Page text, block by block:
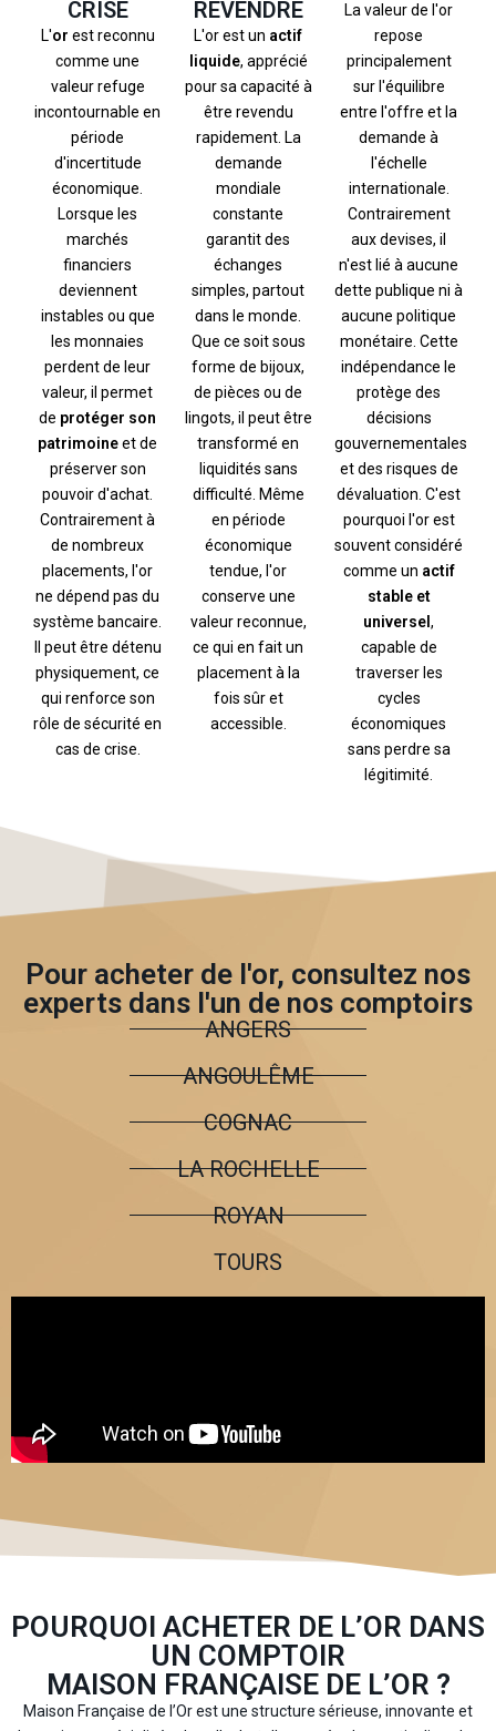
CRISE
L'or est reconnu
comme une
valeur refuge
incontournable en
période
d'incertitude
économique.
Lorsque les
marchés
financiers
deviennent
instables ou que
les monnaies
perdent de leur
valeur, il permet
de protéger son
patrimoineet de
préserver son
pouvoir d'achat.
Contrairement à
de nombreux
placements, l'or
ne dépend pas du
système bancaire.
Il peut être détenu
physiquement, ce
qui renforce son
rôle de sécurité en
cas de crise.
REVENDRE
L'or est un actif
liquide, apprécié
pour sa capacité à
être revendu
rapidement. La
demande
mondiale
constante
garantit des
échanges
simples, partout
dans le monde.
Que ce soit sous
forme de bijoux,
de pièces ou de
lingots, il peut être
transformé en
liquidités sans
difficulté. Même
en période
économique
tendue, l'or
conserve une
valeur reconnue,
ce qui en fait un
placement à la
fois sûr et
accessible.
La valeur de l'or
repose
principalement
sur l'équilibre
entre l'offre et la
demande à
l'échelle
internationale.
Contrairement
aux devises, il
n'est lié à aucune
dette publique ni à
aucune politique
monétaire. Cette
indépendance le
protège des
décisions
gouvernementales
et des risques de
dévaluation. C'est
pourquoi l'or est
souvent considéré
comme un actif
stable et
universel ,
capable de
traverser les
cycles
économiques
sans perdre sa
légitimité.
Pour acheter de l'or, consultez nos
experts dans l'un de nos comptoirs
ANGERS
ANGOULÊME
COGNAC
LA ROCHELLE
ROYAN
TOURS
POURQUOI ACHETER DE L’OR DANS
UN COMPTOIR
MAISON FRANÇAISE DE L’OR ?
Maison Française de l’Or est une structure sérieuse, innovante et